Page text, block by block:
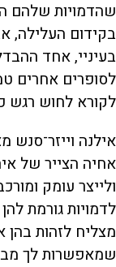
שהדמויות שלהם
בקידום העלילה,
בעיניי, אחד
לסופרים אחרים
לקורא לחוש רגש
אילנה וייזר־סנש
אחיה הצייר של
ולייצר עומק
לדמויות גורמת
מצליח לזהות
שמאפשרות לך